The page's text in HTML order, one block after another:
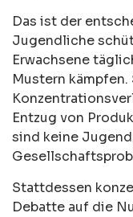
Das ist der
Jugendliche
Erwachsene
Mustern
Entzug von
sind keine
Stattdessen
Debatte auf die